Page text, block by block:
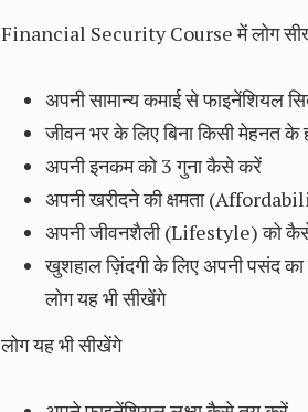
Financial Security Course में लोग
अपनी सामान्य कमाई से फाइनेंशियल
जीवन भर के लिए बिना किसी मेहनत के
अपनी इनकम को 3 गुना कैसे करें
अपनी खरीदने की क्षमता
अपनी जीवनशैली (Lifestyle) को
खुशहाल ज़िंदगी के लिए अपनी पसंद
लोग यह भी सीखेंगे
लोग यह भी सीखेंगे